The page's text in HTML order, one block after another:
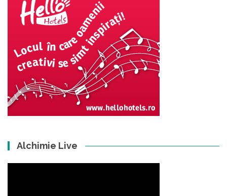
Alchimie Live